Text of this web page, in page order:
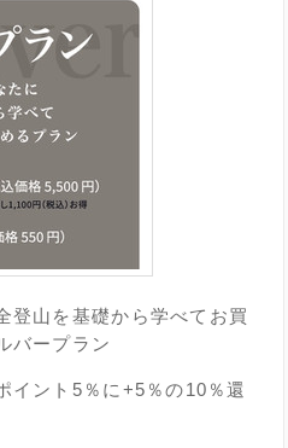
登山を基礎から学べてお買
バープラン
イント5％に+5％の10％還